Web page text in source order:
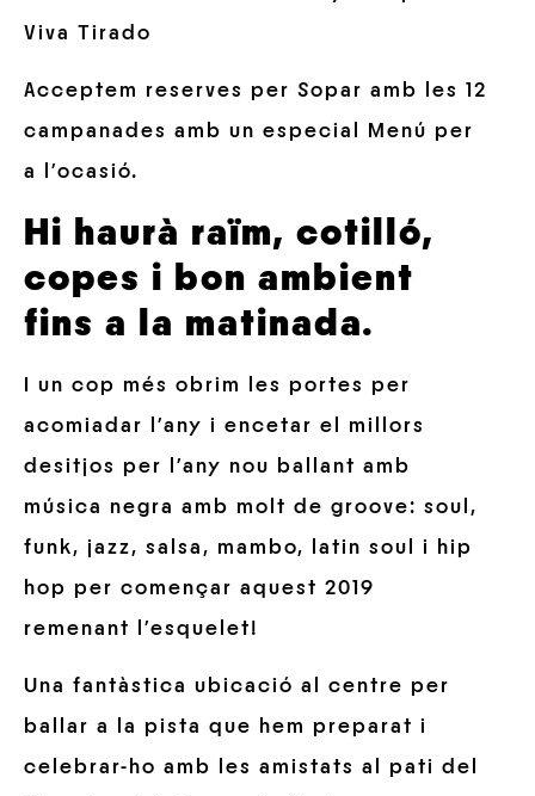
Viva Tirado
Acceptem reserves per Sopar amb les 12
campanades amb un especial Menú per
a l’ocasió.
Hi haurà raïm, cotilló,
copes i bon ambient
fins a la matinada.
I un cop més obrim les portes per
acomiadar l’any i encetar el millors
desitjos per l’any nou ballant amb
música negra amb molt de groove: soul,
funk, jazz, salsa, mambo, latin soul i hip
hop per començar aquest 2019
remenant l’esquelet!
Una fantàstica ubicació al centre per
ballar a la pista que hem preparat i
celebrar-ho amb les amistats al pati del